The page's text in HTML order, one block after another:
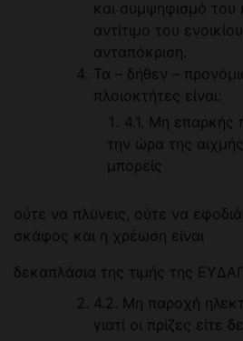
και συμψηφισμό του
αντίτιμο του
ανταπόκριση.
Τα – δήθεν –
πλοιοκτήτες είναι:
4.1. Μη επαρκής
την ώρα της
μπορείς
ούτε να πλύνεις, ούτε να
σκάφος και η χρέωση είναι
δεκαπλάσια της τιμής της
4.2. Μη παροχή
γιατί οι πρίζες είτε